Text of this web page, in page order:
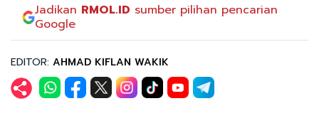
Jadikan RMOL.ID sumber pilihan pencarian
Google
EDITOR: AHMAD KIFLAN WAKIK